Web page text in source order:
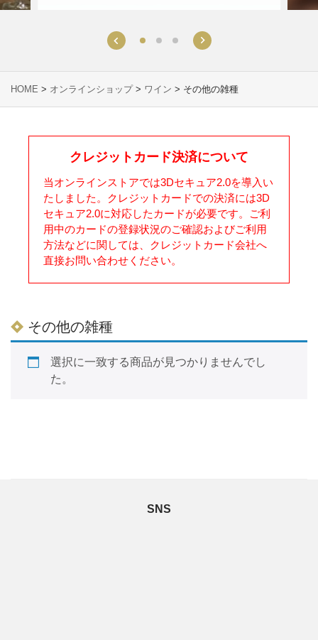
HOME > オンラインショップ> ワイン > その他の雑種
クレジットカード決済について
当オンラインストアでは3Dセキュア2.0を導入い
たしました。クレジットカードでの決済には3D
セキュア2.0に対応したカードが必要です。ご利
用中のカードの登録状況のご確認およびご利用
方法などに関しては、クレジットカード会社へ
直接お問い合わせください。
その他の雑種
選択に一致する商品が見つかりませんでし
た。
SNS